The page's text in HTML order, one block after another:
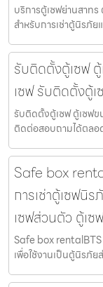
บริการตู้เซฟย่านสาทร
สำหรับการเช่าตู้นิรภั
รับติดตั้งตู้เซฟ
เซฟ รับติดตั้งตู้
รับติดตั้งตู้เซฟ ตู้เซฟข
ติดต่อสอบถามได้ตลอ
Safe box
การเช่าตู้เซฟนิ
เซฟส่วนตัว ตู้เซ
Safe box rentalBTS
เพื่อใช้งานเป็นตู้นิรภั